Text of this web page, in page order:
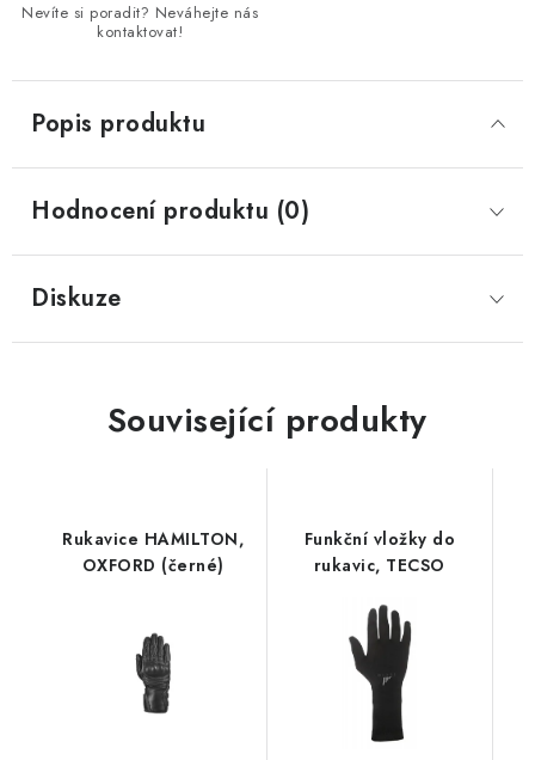
Nevíte si poradit? Neváhejte nás
kontaktovat!
Popis produktu
Hodnocení produktu (0)
Diskuze
Související produkty
Rukavice HAMILTON,
OXFORD (černé)
Funkční vložky do
rukavic, TECSO